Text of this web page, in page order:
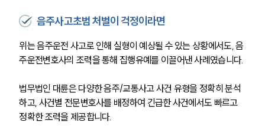
팀소개
대륜의 강점
오시는 길
글로벌 파트너 로펌
고객의 소리
AI대륜
업무사례
음주사고초범 처벌이 걱정이라면
위는 음주운전 사고로 인해 실형이 예상될 수 있는 상황에서도, 음
주운전변호사의 조력을 통해 집행유예를 이끌어낸 사례였습니다.
법무법인 대륜은 다양한 음주/교통사고 사건 유형을 정확히 분석
하고, 사건별 전문변호사를 배정하여 긴급한 사건에서도 빠르고
정확한 조력을 제공합니다.